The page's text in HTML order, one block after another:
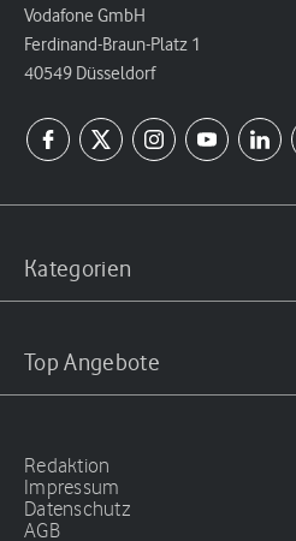
Vodafone GmbH
Ferdinand-Braun-Platz 1
40549 Düsseldorf
Kategorien
Top Angebote
Redaktion
Impressum
Datenschutz
AGB